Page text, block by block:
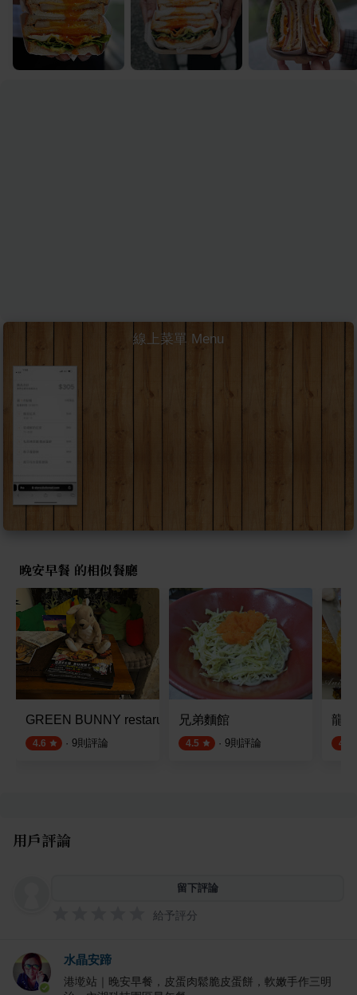
線上菜單 Menu
晚安早餐 的相似餐廳
GREEN BUNNY restaruant
4.6 · 9則評論
兄弟麵館
4.5 · 9則評論
龍
4.4
用戶評論
留下評論
給予評分
水晶安蹄
港墘站｜晚安早餐，皮蛋肉鬆脆皮蛋餅，軟嫩手作三明